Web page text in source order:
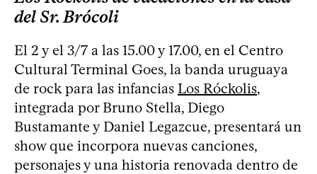
del Sr. Brócoli
El 2 y el 3/7 a las 15.00 y 17.00, en el Centro
Cultural Terminal Goes, la banda uruguaya
de rock para las infancias Los Róckolis,
integrada por Bruno Stella, Diego
Bustamante y Daniel Legazcue, presentará un
show que incorpora nuevas canciones,
personajes y una historia renovada dentro de